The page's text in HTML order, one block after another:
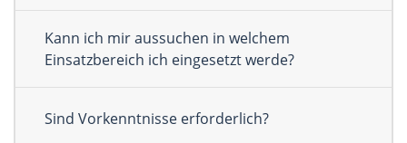
Kann ich mir aussuchen in welchem
Einsatzbereich ich eingesetzt werde?
Sind Vorkenntnisse erforderlich?